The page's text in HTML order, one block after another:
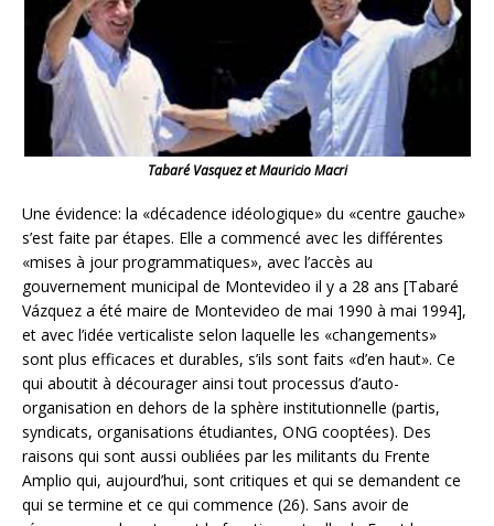
Tabaré Vasquez et Mauricio Macri
Une évidence: la «décadence idéologique» du «centre gauche»
s’est faite par étapes. Elle a commencé avec les différentes
«mises à jour programmatiques», avec l’accès au
gouvernement municipal de Montevideo il y a 28 ans [Tabaré
Vázquez a été maire de Montevideo de mai 1990 à mai 1994],
et avec l’idée verticaliste selon laquelle les «changements»
sont plus efficaces et durables, s’ils sont faits «d’en haut». Ce
qui aboutit à décourager ainsi tout processus d’auto-
organisation en dehors de la sphère institutionnelle (partis,
syndicats, organisations étudiantes, ONG cooptées). Des
raisons qui sont aussi oubliées par les militants du Frente
Amplio qui, aujourd’hui, sont critiques et qui se demandent ce
qui se termine et ce qui commence (26). Sans avoir de